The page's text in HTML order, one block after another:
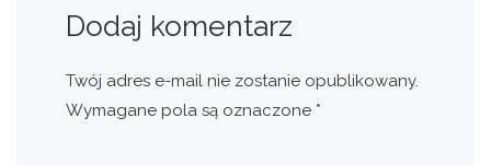
Dodaj komentarz
Twój adres e-mail nie zostanie opublikowany.
Wymagane pola są oznaczone *